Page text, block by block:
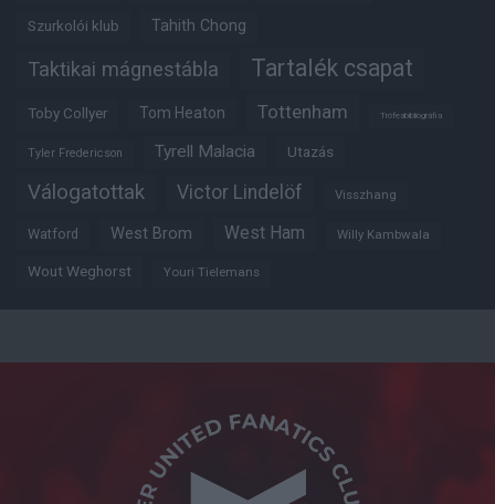
Szurkolói klub Tahith Chong
Taktikai mágnestábla Tartalék csapat
Toby Collyer Tom Heaton Tottenham Trófeabibliográfia
Tyler Fredericson Tyrell Malacia Utazás
Válogatottak Victor Lindelöf Visszhang
Watford West Brom West Ham Willy Kambwala
Wout Weghorst Youri Tielemans